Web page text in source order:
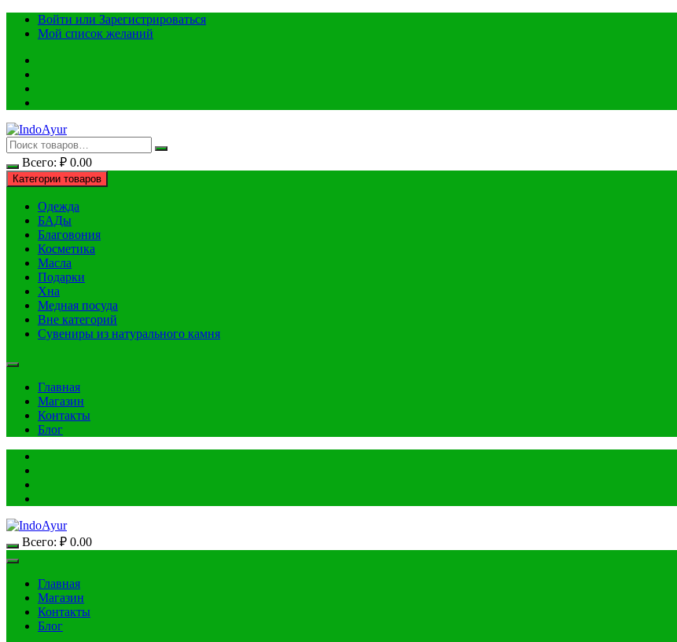
ПерейтиВойти или Зарегистрироваться
Мой список желаний
Всего: ₽ 0.00
Категории товаров
Одежда
БАДы
Благовония
Косметика
Масла
Подарки
Хна
Медная посуда
Вне категорий
Сувениры из натурального камня
Главная
Магазин
Контакты
Блог
Всего: ₽ 0.00
Главная
Магазин
Контакты
Блог